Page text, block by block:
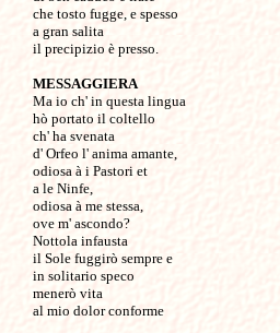
che tosto fugge, e spesso
a gran salita
il precipizio è presso.
MESSAGGIERA
Ma io ch' in questa lingua
hò portato il coltello
ch' ha svenata
d' Orfeo l' anima amante,
odiosa à i Pastori et
a le Ninfe,
odiosa à me stessa,
ove m' ascondo?
Nottola infausta
il Sole fuggirò sempre e
in solitario speco
menerò vita
al mio dolor conforme